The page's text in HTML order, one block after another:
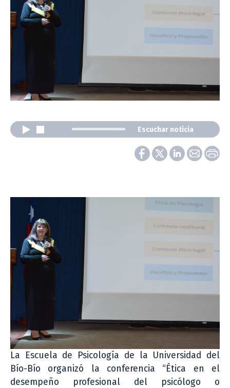
Escuchar noticia
La Escuela de Psicología de la Universidad del
Bío-Bío organizó la conferencia “Ética en el
desempeño profesional del psicólogo o